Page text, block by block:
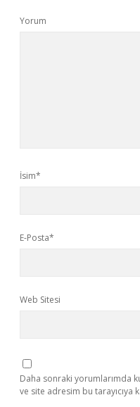
Yorum
İsim*
E-Posta*
Web Sitesi
Daha sonraki yorumlarımda
ve site adresim bu tarayıcıya